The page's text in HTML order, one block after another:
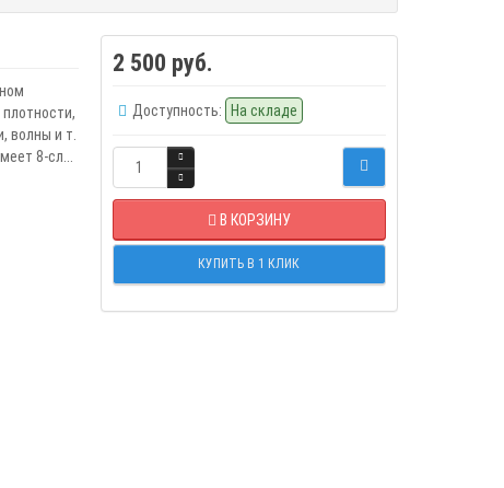
волны и т.
8-сл...
2 500 руб.
Доступность: На складе
В КОРЗИНУ
КУПИТЬ В 1 КЛИК